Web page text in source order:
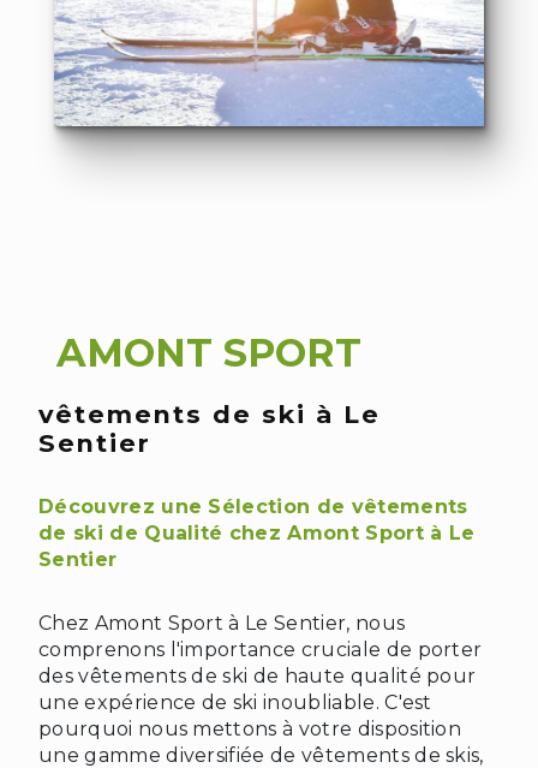
AMONT SPORT
vêtements de ski à Le
Sentier
Découvrez une Sélection de vêtements
de ski de Qualité chez Amont Sport à Le
Sentier
Chez Amont Sport à Le Sentier, nous
comprenons l'importance cruciale de porter
des vêtements de ski de haute qualité pour
une expérience de ski inoubliable. C'est
pourquoi nous mettons à votre disposition
une gamme diversifiée de vêtements de skis,
❆